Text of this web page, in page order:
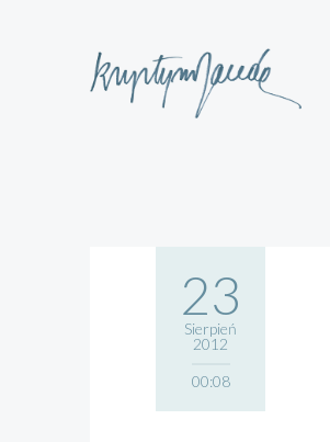
23
Sierpień
2012
00:08